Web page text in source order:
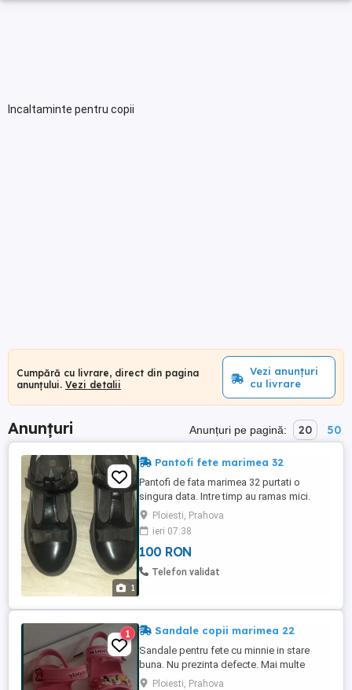
Incaltaminte pentru copii
Cumpără cu livrare, direct din pagina
anunțului. Vezi detalii
Vezi anunțuri
cu livrare
Anunțuri Anunțuri pe pagină: 20 50
1
Pantofi fete marimea 32
Pantofi de fata marimea 32 purtati o
singura data. Intre timp au ramas mici.
Masurati in interior au 19.5 cm Trimit si
prin curier
Ploiesti, Prahova
ieri 07:38
100 RON
Telefon validat
1 Sandale copii marimea 22
Sandale pentru fete cu minnie in stare
buna. Nu prezinta defecte. Mai multe
detalii la telefon.
Ploiesti, Prahova